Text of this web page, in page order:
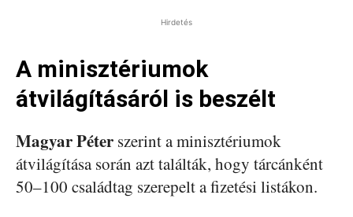
Hirdetés
A minisztériumok
átvilágításáról is beszélt
Magyar Péter szerint a minisztériumok
átvilágítása során azt találták, hogy tárcánként
50–100 családtag szerepelt a fizetési listákon.